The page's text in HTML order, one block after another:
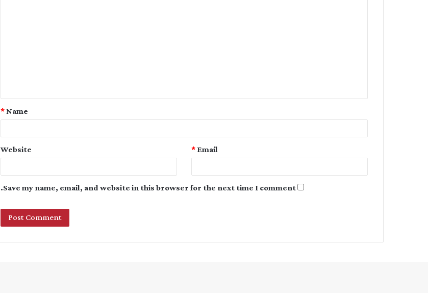
t
Name
*
Email
*
Website
Save my name, email, and website in this browser for the next time I comment.